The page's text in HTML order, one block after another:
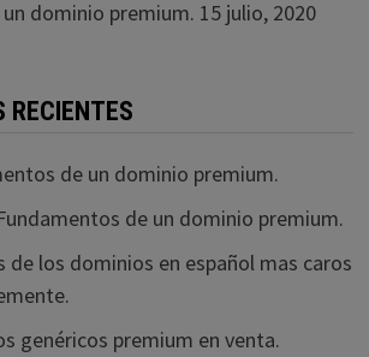
dominio premium. 15 julio, 2020
RECIENTES
de un dominio premium.
de un dominio premium.
de los dominios en español mas caros
genéricos premium en venta.